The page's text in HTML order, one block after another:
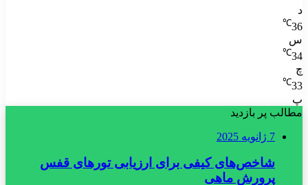
د
36
℃
س
34
℃
چ
33
℃
پ
مطالب پر بازدید
7 ژانویه 2025
شاخص‌های کیفی برای ارزیابی تورهای قفس
پرورش ماهی